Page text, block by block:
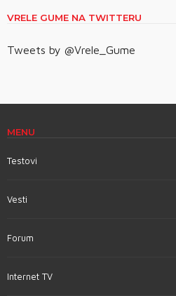
VRELE GUME NA TWITTERU
Tweets by @Vrele_Gume
MENU
Testovi
Vesti
Forum
Internet TV